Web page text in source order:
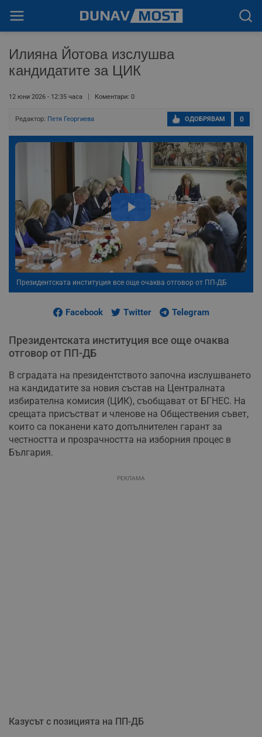
Илияна Йотова изслушва
кандидатите за ЦИК
12 юни 2026 - 12:35 часа Коментари: 0
Редактор: Петя Георгиева 0
ОДОБРЯВАМ
Президентската институция все още очаква отговор от ПП-ДБ
Facebook Twitter Telegram
Президентската институция все още очаква
отговор от ПП-ДБ
В сградата на президентството започна изслушването
на кандидатите за новия състав на Централната
избирателна комисия (ЦИК), съобщават от БГНЕС. На
срещата присъстват и членове на Обществения съвет,
които са поканени като допълнителен гарант за
честността и прозрачността на изборния процес в
България.
РЕКЛАМА
Казусът с позицията на ПП-ДБ